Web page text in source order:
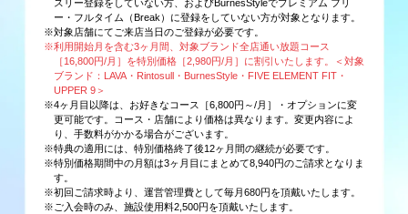
スリー登録をしていない方、およびBurnesStyleでプレミアム フリ
ー・フルタイム（Break）に登録をしていない方が対象となります。
※対象店舗にてご来店当日のご登録が必要です。
※利用開始月を含む3ヶ月間、対象ブランド全店通い放題コース
［16,800円/月］を特別価格［2,980円/月］に割引いたします。＜対象
ブランド：LAVA・Rintosull・BurnesStyle・FIVE ELEMENT FIT・
UPPER 9＞
※4ヶ月目以降は、お好きなコース［6,800円～/月］・オプションに変
更可能です。コース・店舗により価格は異なります。変更内容によ
り、手数料がかかる場合がございます。
※特典の適用には、特別価格終了後12ヶ月間の継続が必要です。
※特別価格期間中の月額は3ヶ月目にまとめて8,940円のご請求となりま
す。
※初回ご請求時より、運営管理費として毎月680円を頂戴いたします。
※ご入会時のみ、施設使用料2,500円を頂戴いたします。